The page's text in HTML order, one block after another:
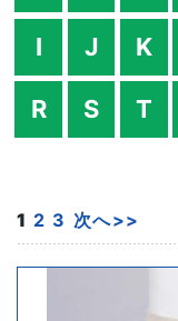
I J K
R S T
1 2 3 次へ>>